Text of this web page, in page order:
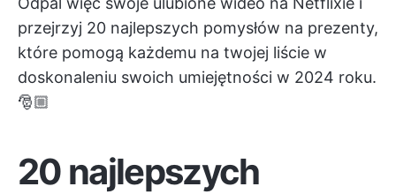
przejrzyj 20 najlepszych pomysłów na prezenty,
które pomogą każdemu na twojej liście w
doskonaleniu swoich umiejętności w 2024 roku.
🎅🏼
20 najlepszych